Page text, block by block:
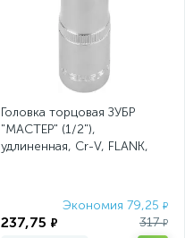
Головка торцовая ЗУБР
"МАСТЕР" (1/2"),
удлиненная, Cr-V, FLANK,
Экономия 79,25 ₽
237,75 ₽ 317₽